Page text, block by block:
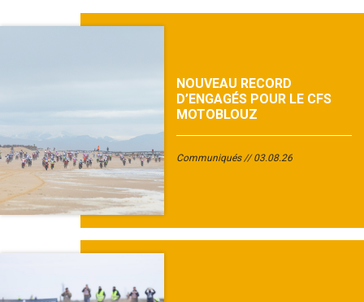
NOUVEAU RECORD
D’ENGAGÉS POUR LE CFS
MOTOBLOUZ
Communiqués 03.08.26